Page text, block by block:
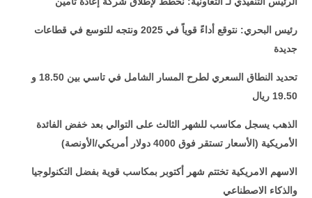
رئيس البحري: نتوقع أداءً قوياً في 2025 ونتجه للتوسع في قطاعات
جديدة
تحديد النطاق السعري لطرح المسار الشامل في تاسي بين 18.50 و
19.50 ريال
الذهب يسجل مكاسب للشهر الثالث على التوالي بعد خفض الفائدة
الأمريكية (الأسعار تستقر فوق 4000 دولار أمريكي/الأونصة)
الاسهم الامريكية تختتم شهر أكتوبر بمكاسب قوية بفضل التكنولوجيا
والذكاء الاصطناعي